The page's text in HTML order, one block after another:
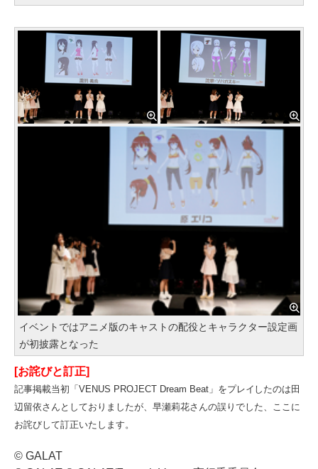
イベントではアニメ版のキャストの配役とキャラクター設定画
が初披露となった
[お詫びと訂正]
記事掲載当初「VENUS PROJECT Dream Beat」をプレイしたのは田
辺留依さんとしておりましたが、早瀬莉花さんの誤りでした、ここに
お詫びして訂正いたします。
© GALAT